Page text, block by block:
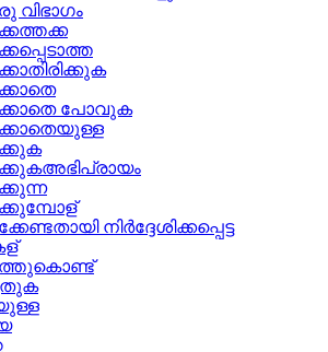
വിഭാഗം
പോവുക
നിര്‍ദ്ദേശിക്കപ്പെട്ട